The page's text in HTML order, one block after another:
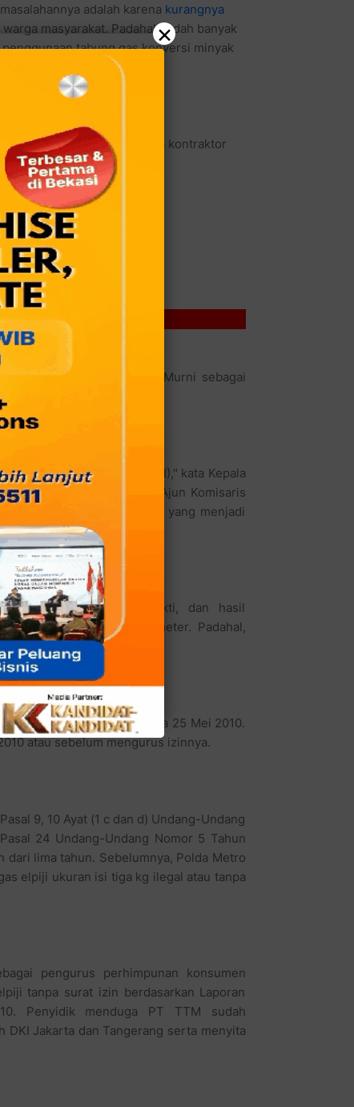
masyarakat. Padahal sudah banyak
tabung gas konversi minyak
Pertamina maupun sub kontraktor
Jadi Tersangka
direksi PT Tabung Mas Murni sebagai
3 kilogram (kg).
Nasional Indonesia (SNI)," kata Kepala
Khusus Polda Metro Jaya Ajun Komisaris
Tabung Mas Murni (TMM) yang menjadi
dan H (Direktur Teknik).
saksi, alat bukti, dan hasil
ketebalan 255 milimeter. Padahal,
dan sertifikat SNI pada 25 Mei 2010.
atau sebelum mengurus izinnya.
24 Undang-Undang Nomor 5 Tahun
dari lima tahun. Sebelumnya, Polda Metro
elpiji ukuran isi tiga kg ilegal atau tanpa
tanpa surat izin berdasarkan Laporan
Penyidik menduga PT TTM sudah
Jakarta dan Tangerang serta menyita
×